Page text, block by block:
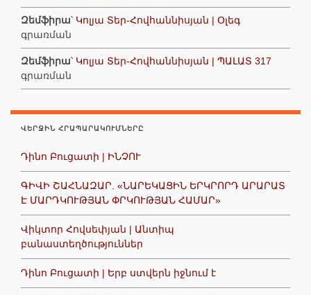
Զեմֆիրա՝ Կոլյա Տեր-Հովհաննիսյան | Օլեգ
գրառման
Զեմֆիրա՝ Կոլյա Տեր-Հովհաննիսյան | ՊԱԼԱՏ 317
գրառման
ՎԵՐՋԻՆ ՀՐԱՊԱՐԱԿՈՒՄՆԵՐԸ
Դինո Բուցատի | ԻՆՉՈՒ
ԳԻՎԻ ՇԱՀՆԱԶԱՐ. «ՆԱՐԵԿԱՑԻՆ ԵՐԿՐՈՐԴ ԱՐԱՐԱՏ
Է ՄԱՐԴԿՈՒԹՅԱՆ ՓՐԿՈՒԹՅԱՆ ՀԱՄԱՐ»
Վիկտոր Հովսեփյան | Անտիպ
բանաստեղծություններ
Դինո Բուցատի | Երբ ստվերն իջնում է